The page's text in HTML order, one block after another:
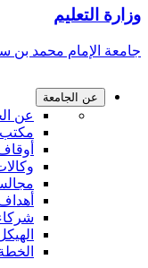
وزارة التعليم
جامعة الإمام محمد بن
عن الجامعة
عن
مكتب